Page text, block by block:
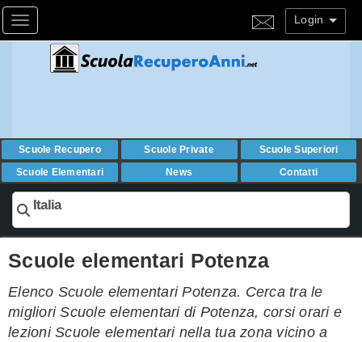
Toggle navigation Login
Scuole Recupero Scuole Private
Scuole Superiori
Scuole Elementari
News Contatti
Italia
Scuole elementari Potenza
Elenco Scuole elementari Potenza. Cerca tra le
migliori Scuole elementari di Potenza, corsi orari e
lezioni Scuole elementari nella tua zona vicino a